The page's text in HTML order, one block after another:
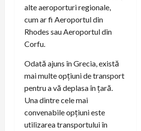
alte aeroporturi regionale,
cum ar fi Aeroportul din
Rhodes sau Aeroportul din
Corfu.
Odată ajuns în Grecia, există
mai multe opțiuni de transport
pentru a vă deplasa în țară.
Una dintre cele mai
convenabile opțiuni este
utilizarea transportului în